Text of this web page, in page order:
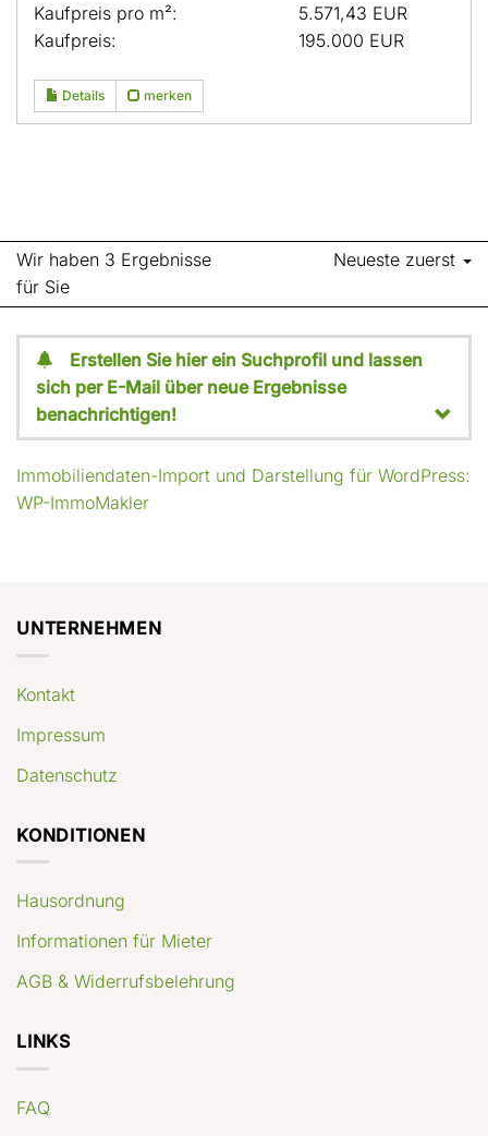
Kaufpreis pro m²:
5.571,43 EUR
Kaufpreis:
195.000 EUR
Details merken
Wir haben 3 Ergebnisse
für Sie
Neueste zuerst
Erstellen Sie hier ein Suchprofil und lassen
sich per E-Mail über neue Ergebnisse
benachrichtigen!
Immobiliendaten-Import und Darstellung für WordPress:
WP-ImmoMakler
UNTERNEHMEN
Kontakt
Impressum
Datenschutz
KONDITIONEN
Hausordnung
Informationen für Mieter
AGB & Widerrufsbelehrung
LINKS
FAQ